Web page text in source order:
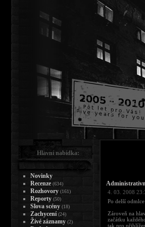
4. 03. 2008
Po delší
Zároveň na
začátku
tak pro
Hlavní nabídka:
Novinky
Recenze (634)
Rozhovory (161)
Reporty (50)
Slova scény (18)
Zachycení (24)
Živé záznamy (2)